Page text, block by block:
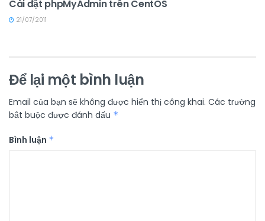
Cài đặt phpMyAdmin trên CentOS
21/07/2011
Để lại một bình luận
Email của bạn sẽ không được hiển thị công khai. Các trường
bắt buộc được đánh dấu *
Bình luận *